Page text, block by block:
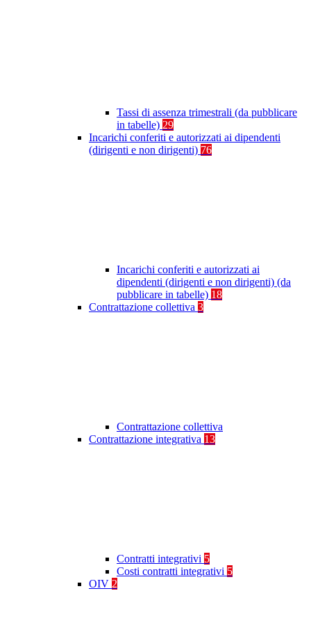
Tassi di assenza trimestrali (da pubblicare
in tabelle) 29
Incarichi conferiti e autorizzati ai dipendenti
(dirigenti e non dirigenti) 76
Incarichi conferiti e autorizzati ai
dipendenti (dirigenti e non dirigenti) (da
pubblicare in tabelle) 18
Contrattazione collettiva 3
Contrattazione collettiva
Contrattazione integrativa 13
Contratti integrativi 5
Costi contratti integrativi 5
OIV 2